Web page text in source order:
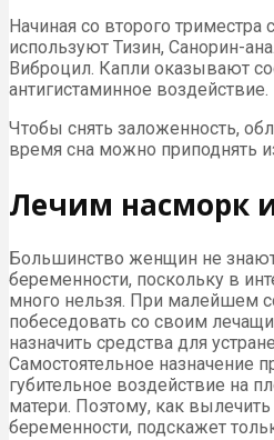
Начиная со второго
используют Тизин, Санорин-
Виброцил. Капли оказывают
антигистаминное воздействие.
Чтобы снять заложенность,
время сна можно приподнять
Лечим насморк
Большинство женщин не
беременности, поскольку в
много нельзя. При малейшем
побеседовать со своим
назначить средства для
Самостоятельное назначение
губительное воздействие на
матери. Поэтому, как
беременности, подскажет